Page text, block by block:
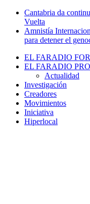
Cantabria da
Vuelta
Amnistía
para detener el
EL FARADIO
EL FARADIO
Actualidad
Investigación
Creadores
Movimientos
Iniciativa
Hiperlocal